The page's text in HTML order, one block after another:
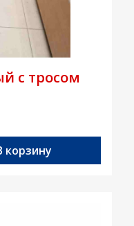
с тросом
корзину